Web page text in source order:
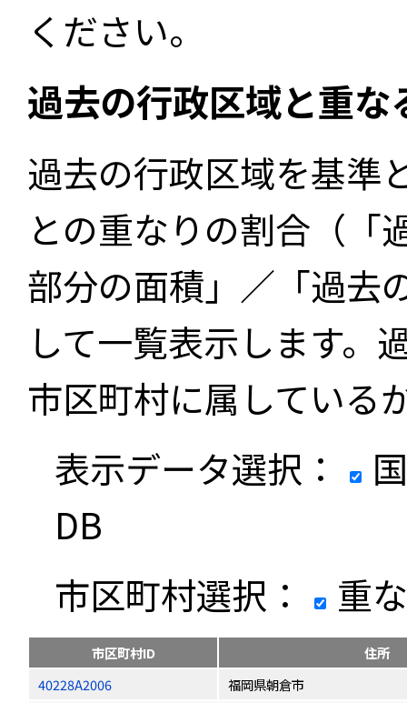
ください。
過去の行政区域と重
過去の行政区域を基準
との重なりの割合（「
部分の面積」／「過去
して一覧表示します。
市区町村に属している
表示データ選択：
DB
市区町村選択：
重
市区町村ID
住所
40228A2006
福岡県朝倉市